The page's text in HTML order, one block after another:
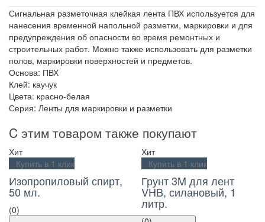
Сигнальная разметочная клейкая лента ПВХ используется для
нанесения временной напольной разметки, маркировки и для
предупреждения об опасности во время ремонтных и
строительных работ. Можно также использовать для разметки
полов, маркировки поверхностей и предметов.
Основа: ПВХ
Клей: каучук
Цвета: красно-белая
Серия: Ленты для маркировки и разметки
C этим товаром также покупают
Хит
Купить в 1 клик
Изопропиловый спирт,
50 мл.
(0)
Хит
Купить в 1 клик
Грунт 3M для лент
VHB, силановый, 1
литр.